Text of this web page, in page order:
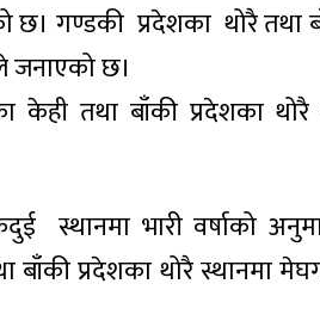
छ। गण्डकी प्रदेशका थोरै तथा
जनाएको छ।
केही तथा बाँकी प्रदेशका
स्थानमा भारी वर्षाको
बाँकी प्रदेशका थोरै स्थानमा